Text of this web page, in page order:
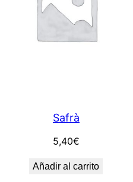
Safrà
5,40€
Añadir al carrito